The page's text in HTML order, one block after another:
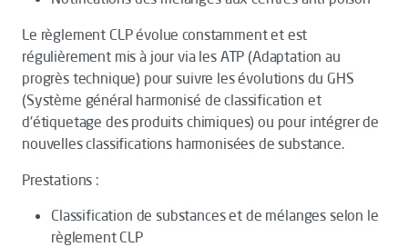
Le règlement CLP évolue constamment et est
régulièrement mis à jour via les ATP (Adaptation au
progrès technique) pour suivre les évolutions du GHS
(Système général harmonisé de classification et
d'étiquetage des produits chimiques) ou pour intégrer de
nouvelles classifications harmonisées de substance.
Prestations :
Classification de substances et de mélanges selon le
règlement CLP